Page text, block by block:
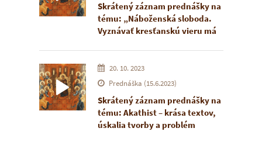
Expozície IKONY v Žiline.
Skrátený záznam prednášky na
tému: „Náboženská sloboda.
Vyznávať kresťanskú vieru má
Prednášajúcim je Martin
Kramara, katolícky kňaz a v
Žilinskej diecézy. Prednáška sa
uskutočnila 31. mája 2023 v
priestoroch Expozície ikony v
20. 10. 2023
Prednáška (15.6.2023)
Skrátený záznam prednášky na
tému: Akathist – krása textov,
úskalia tvorby a problém